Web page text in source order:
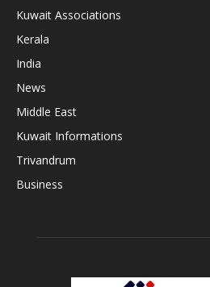
Kuwait Associations
Kerala
India
News
Middle East
Kuwait Informations
Trivandrum
Business